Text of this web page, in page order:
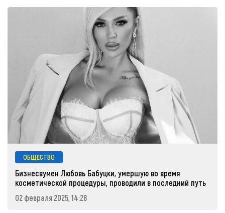
ОБЩЕСТВО
Бизнесвумен Любовь Бабуцки, умершую во время
косметической процедуры, проводили в последний путь
02 февраля 2025, 14:28